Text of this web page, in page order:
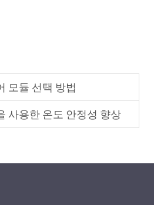
모듈 선택 방법
사용한 온도 안정성 향상